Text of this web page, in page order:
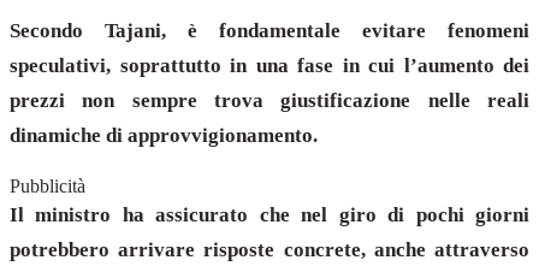
Secondo Tajani, è fondamentale evitare fenomeni
speculativi, soprattutto in una fase in cui l’aumento dei
prezzi non sempre trova giustificazione nelle reali
dinamiche di approvvigionamento.
Pubblicità
Il ministro ha assicurato che nel giro di pochi giorni
potrebbero arrivare risposte concrete, anche attraverso